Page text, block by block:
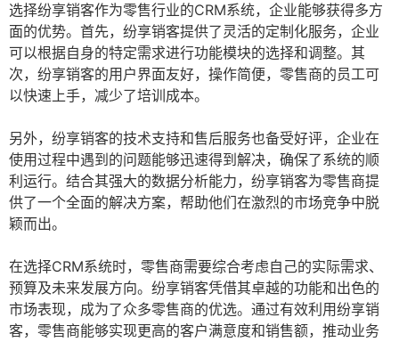
选择纷享销客作为零售行业的CRM系统，企业能够获得多方
面的优势。首先，纷享销客提供了灵活的定制化服务，企业
可以根据自身的特定需求进行功能模块的选择和调整。其
次，纷享销客的用户界面友好，操作简便，零售商的员工可
以快速上手，减少了培训成本。
另外，纷享销客的技术支持和售后服务也备受好评，企业在
使用过程中遇到的问题能够迅速得到解决，确保了系统的顺
利运行。结合其强大的数据分析能力，纷享销客为零售商提
供了一个全面的解决方案，帮助他们在激烈的市场竞争中脱
颖而出。
在选择CRM系统时，零售商需要综合考虑自己的实际需求、
预算及未来发展方向。纷享销客凭借其卓越的功能和出色的
市场表现，成为了众多零售商的优选。通过有效利用纷享销
客，零售商能够实现更高的客户满意度和销售额，推动业务